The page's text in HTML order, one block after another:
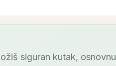
siguran kutak, osnovnu